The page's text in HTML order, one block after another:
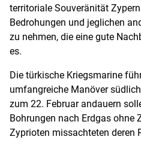
territoriale Souveränität
Bedrohungen und jeglichen
zu nehmen, die eine gute
es.
Die türkische Kriegsmarine
umfangreiche Manöver
zum 22. Februar andauern
Bohrungen nach Erdgas ohne
Zyprioten missachteten deren